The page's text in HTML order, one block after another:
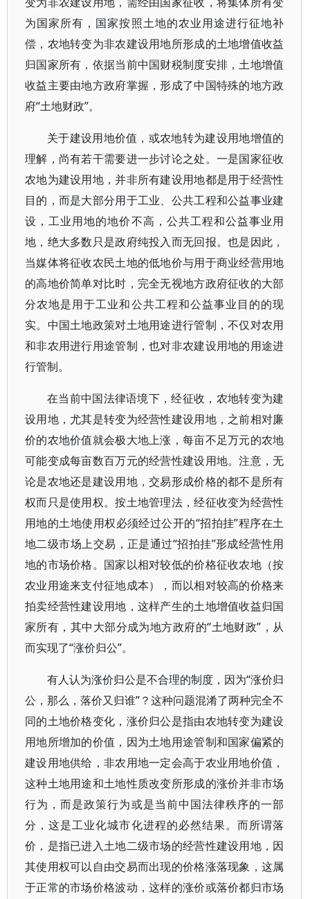
为国家所有，国家按照土地的农业用途进行征地补
偿，农地转变为非农建设用地所形成的土地增值收益
归国家所有，依据当前中国财税制度安排，土地增值
收益主要由地方政府掌握，形成了中国特殊的地方政
府“土地财政”。
关于建设用地价值，或农地转为建设用地增值的
理解，尚有若干需要进一步讨论之处。一是国家征收
农地为建设用地，并非所有建设用地都是用于经营性
目的，而是大部分用于工业、公共工程和公益事业建
设，工业用地的地价不高，公共工程和公益事业用
地，绝大多数只是政府纯投入而无回报。也是因此，
当媒体将征收农民土地的低地价与用于商业经营用地
的高地价简单对比时，完全无视地方政府征收的大部
分农地是用于工业和公共工程和公益事业目的的现
实。中国土地政策对土地用途进行管制，不仅对农用
和非农用进行用途管制，也对非农建设用地的用途进
行管制。
在当前中国法律语境下，经征收，农地转变为建
设用地，尤其是转变为经营性建设用地，之前相对廉
价的农地价值就会极大地上涨，每亩不足万元的农地
可能变成每亩数百万元的经营性建设用地。注意，无
论是农地还是建设用地，交易形成价格的都不是所有
权而只是使用权。按土地管理法，经征收变为经营性
用地的土地使用权必须经过公开的“招拍挂”程序在土
地二级市场上交易，正是通过“招拍挂”形成经营性用
地的市场价格。国家以相对较低的价格征收农地（按
农业用途来支付征地成本），而以相对较高的价格来
拍卖经营性建设用地，这样产生的土地增值收益归国
家所有，其中大部分成为地方政府的“土地财政”，从
而实现了“涨价归公”。
有人认为涨价归公是不合理的制度，因为“涨价归
公，那么，落价又归谁”？这种问题混淆了两种完全不
同的土地价格变化，涨价归公是指由农地转变为建设
用地所增加的价值，因为土地用途管制和国家偏紧的
建设用地供给，非农用地一定会高于农业用地价值，
这种土地用途和土地性质改变所形成的涨价并非市场
行为，而是政策行为或是当前中国法律秩序的一部
分，这是工业化城市化进程的必然结果。而所谓落
价，是指已进入土地二级市场的经营性建设用地，因
其使用权可以自由交易而出现的价格涨落现象，这属
于正常的市场价格波动，这样的涨价或落价都归市场